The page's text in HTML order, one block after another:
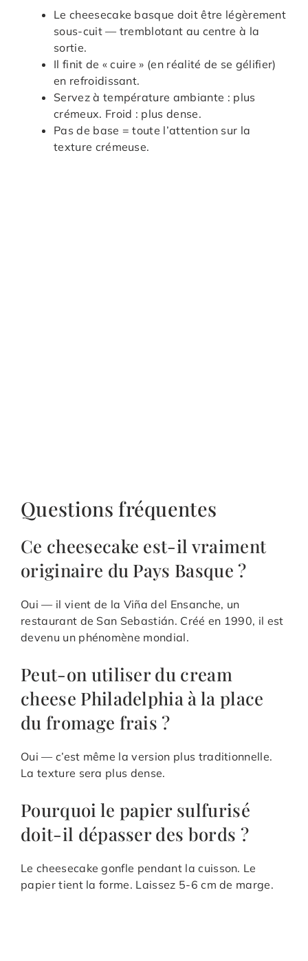
Le cheesecake basque doit être légèrement
sous-cuit — tremblotant au centre à la
sortie.
Il finit de « cuire » (en réalité de se gélifier)
en refroidissant.
Servez à température ambiante : plus
crémeux. Froid : plus dense.
Pas de base = toute l’attention sur la
texture crémeuse.
Questions fréquentes
Ce cheesecake est-il vraiment
originaire du Pays Basque ?
Oui — il vient de la Viña del Ensanche, un
restaurant de San Sebastián. Créé en 1990, il est
devenu un phénomène mondial.
Peut-on utiliser du cream
cheese Philadelphia à la place
du fromage frais ?
Oui — c’est même la version plus traditionnelle.
La texture sera plus dense.
Pourquoi le papier sulfurisé
doit-il dépasser des bords ?
Le cheesecake gonfle pendant la cuisson. Le
papier tient la forme. Laissez 5-6 cm de marge.